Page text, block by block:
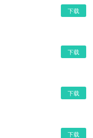
下载
下载
下载
下载